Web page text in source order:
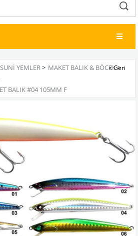
SUNI YEMLER> MAKET BALIK & BÖCEK>
BALIK #04 105MM F